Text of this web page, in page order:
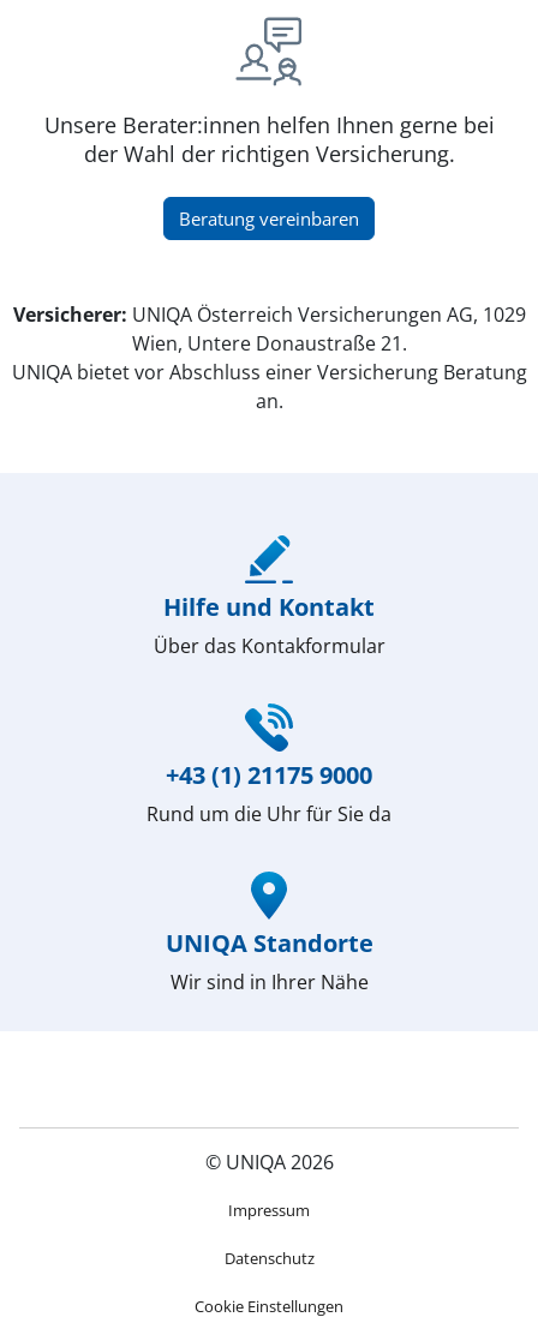
Unsere Berater:innen helfen Ihnen gerne bei
der Wahl der richtigen Versicherung.
Beratung vereinbaren
(öffnet in neuem Fenster)
Versicherer: UNIQA Österreich Versicherungen AG, 1029
Wien, Untere Donaustraße 21.
UNIQA bietet vor Abschluss einer Versicherung Beratung
an.
Hilfe und Kontakt
Über das Kontakformular
+43 (1) 21175 9000
Rund um die Uhr für Sie da
UNIQA Standorte
Wir sind in Ihrer Nähe
© UNIQA 2026
Impressum
Datenschutz
Cookie Einstellungen